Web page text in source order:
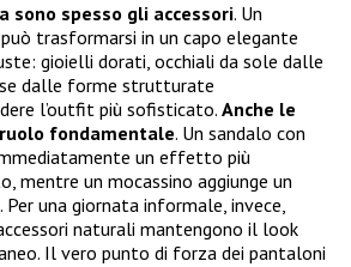
sono spesso gli accessori. Un
trasformarsi in un capo elegante
gioielli dorati, occhiali da sole dalle
dalle forme strutturate
l’outfit più sofisticato. Anche le
fondamentale. Un sandalo con
un effetto più
mentre un mocassino aggiunge un
una giornata informale, invece,
naturali mantengono il look
Il vero punto di forza dei pantaloni